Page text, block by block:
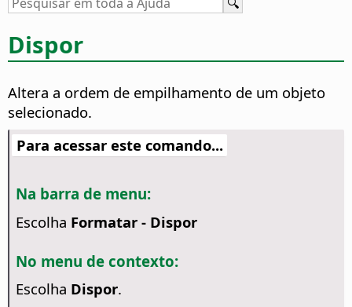
Dispor
Altera a ordem de empilhamento de um objeto
selecionado.
Para acessar este comando...
Na barra de menu:
Escolha Formatar - Dispor
No menu de contexto:
Escolha Dispor.